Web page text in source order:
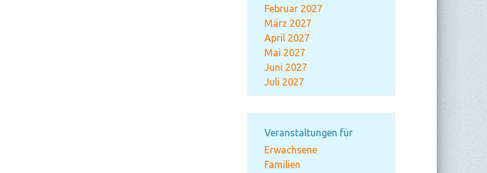
Februar 2027
März 2027
April 2027
Mai 2027
Juni 2027
Juli 2027
Veranstaltungen für
Erwachsene
Familien